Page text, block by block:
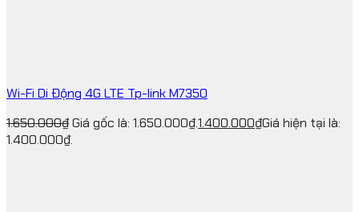
Wi-Fi Di Động 4G LTE Tp-link M7350
1.650.000₫Giá gốc là: 1.650.000₫.1.400.000₫Giá hiện tại là:
1.400.000₫.